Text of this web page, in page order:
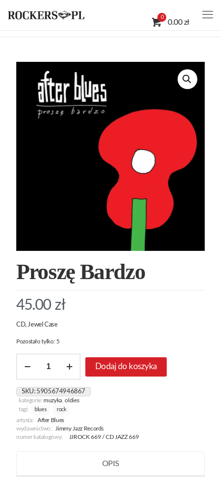
0
0.00 zł
Proszę Bardzo
45.00 zł
CD, Jewel Case
Pozostało tylko: 5
Proszę
Dodaj do koszyka
SKU: 5905674946867
kategorie:muzyka,oldies
tagi:
blues rock
artysta:
After Blues
wydawnictwo:
Jimmy Jazz Records
numer katalogowy:
JJROCK 669 / CD JAZZ 669
OPIS